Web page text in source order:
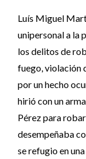
Luís Miguel
unipersonal a la
los delitos de
fuego, violación
por un hecho
hirió con un
Pérez para
desempeñaba
se refugio en